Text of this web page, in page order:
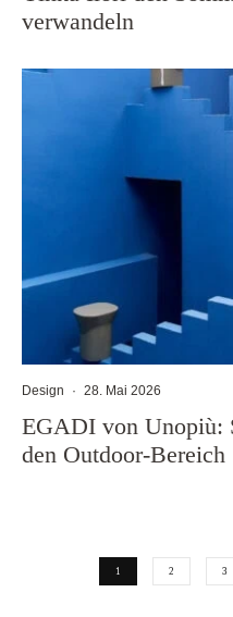
verwandeln
Design · 28. Mai 2026
EGADI von Unopiù:
den Outdoor-Bereich
1 2 3